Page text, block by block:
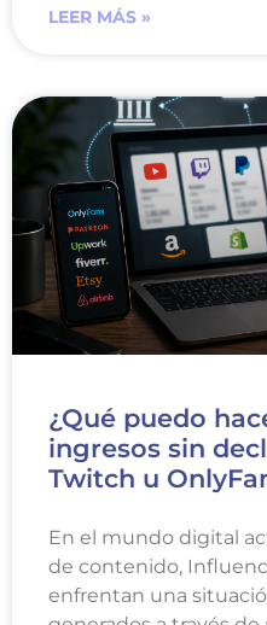
LEER MÁS »
¿Qué puedo
ingresos sin
Twitch u
En el mundo digital
de contenido,
enfrentan una